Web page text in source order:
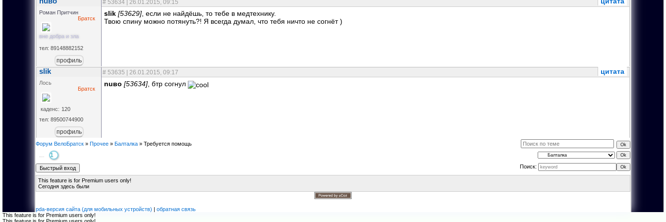
# 53634 | 26.01.2015, 09:15
Роман Притчин
Братск
вне добра и зла
тел: 89148882152
slik [53629], если не найдёшь, то тебе в медтехнику.
Твою спину можно потянуть?! Я всегда думал, что тебя ничто не согнёт )
профиль
slik # 53635 | 26.01.2015, 09:17 цитата
Лось
Братск
каденс: 120
тел: 89500744900
nuвo [53634], бтр согнул
профиль
Форум ВелоБратск » Прочее » Балталка » Требуется помощь
1
Поиск:
This feature is for Premium users only!
Сегодня здесь были
pda-версия сайта (для мобильных устройств)
обратная связь
This feature is for Premium users only!